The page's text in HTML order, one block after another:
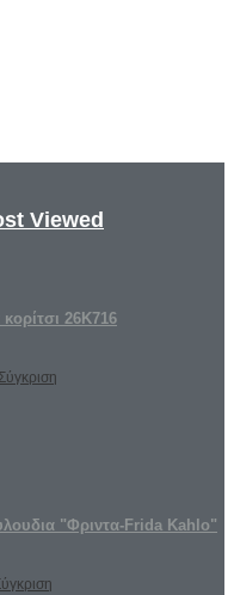
Viewed
26K716
Σύγκριση
"Φριντα-Frida Kahlo"